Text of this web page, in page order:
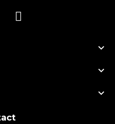


